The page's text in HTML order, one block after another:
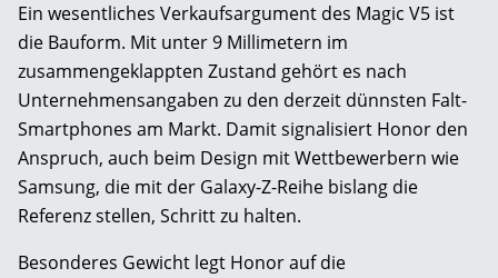
Ein wesentliches Verkaufsargument des Magic V5 ist
die Bauform. Mit unter 9 Millimetern im
zusammengeklappten Zustand gehört es nach
Unternehmensangaben zu den derzeit dünnsten Falt-
Smartphones am Markt. Damit signalisiert Honor den
Anspruch, auch beim Design mit Wettbewerbern wie
Samsung, die mit der Galaxy-Z-Reihe bislang die
Referenz stellen, Schritt zu halten.
Besonderes Gewicht legt Honor auf die